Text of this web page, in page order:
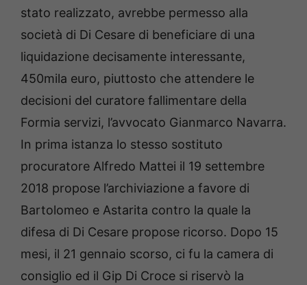
stato realizzato, avrebbe permesso alla
società di Di Cesare di beneficiare di una
liquidazione decisamente interessante,
450mila euro, piuttosto che attendere le
decisioni del curatore fallimentare della
Formia servizi, l’avvocato Gianmarco Navarra.
In prima istanza lo stesso sostituto
procuratore Alfredo Mattei il 19 settembre
2018 propose l’archiviazione a favore di
Bartolomeo e Astarita contro la quale la
difesa di Di Cesare propose ricorso. Dopo 15
mesi, il 21 gennaio scorso, ci fu la camera di
consiglio ed il Gip Di Croce si riservò la